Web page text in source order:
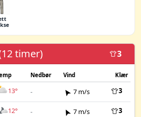
timer) 3
Nedbør Vind Klær
13° - 7 m/s 3
12° - 7 m/s 3